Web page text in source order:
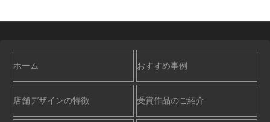
ホーム おすすめ事例
店舗デザインの特徴 受賞作品のご紹介